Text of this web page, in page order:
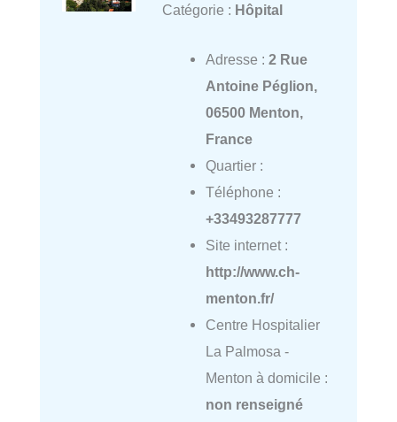
Catégorie : Hôpital
Adresse : 2 Rue
Antoine Péglion,
06500 Menton,
France
Quartier :
Téléphone :
+33493287777
Site internet :
http://www.ch-
menton.fr/
Centre Hospitalier
La Palmosa -
Menton à domicile :
non renseigné